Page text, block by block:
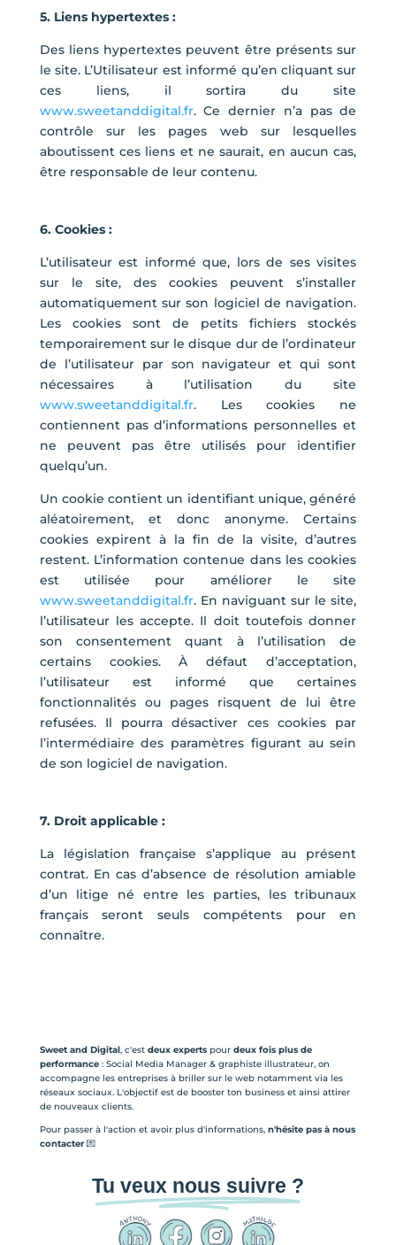
5. Liens hypertextes :
Des liens hypertextes peuvent être présents sur
le site. L’Utilisateur est informé qu’en cliquant sur
ces liens, il sortira du site
www.sweetanddigital.fr. Ce dernier n’a pas de
contrôle sur les pages web sur lesquelles
aboutissent ces liens et ne saurait, en aucun cas,
être responsable de leur contenu.
6. Cookies :
L’utilisateur est informé que, lors de ses visites
sur le site, des cookies peuvent s’installer
automatiquement sur son logiciel de navigation.
Les cookies sont de petits fichiers stockés
temporairement sur le disque dur de l’ordinateur
de l’utilisateur par son navigateur et qui sont
nécessaires à l’utilisation du site
www.sweetanddigital.fr. Les cookies ne
contiennent pas d’informations personnelles et
ne peuvent pas être utilisés pour identifier
quelqu’un.
Un cookie contient un identifiant unique, généré
aléatoirement, et donc anonyme. Certains
cookies expirent à la fin de la visite, d’autres
restent. L’information contenue dans les cookies
est utilisée pour améliorer le site
www.sweetanddigital.fr. En naviguant sur le site,
l’utilisateur les accepte. Il doit toutefois donner
son consentement quant à l’utilisation de
certains cookies. À défaut d’acceptation,
l’utilisateur est informé que certaines
fonctionnalités ou pages risquent de lui être
refusées. Il pourra désactiver ces cookies par
l’intermédiaire des paramètres figurant au sein
de son logiciel de navigation.
7. Droit applicable :
La législation française s’applique au présent
contrat. En cas d’absence de résolution amiable
d’un litige né entre les parties, les tribunaux
français seront seuls compétents pour en
connaître.
Sweet and Digital, c'est deux expertspour deux fois plus de
performance: Social Media Manager & graphiste illustrateur, on
accompagne les entreprises à briller sur le web notamment via les
réseaux sociaux. L'objectif est de booster ton business et ainsi attirer
de nouveaux clients.
Pour passer à l'action et avoir plus d'informations, n'hésite pas à nous
contacter💌
Tu veux nous suivre ?